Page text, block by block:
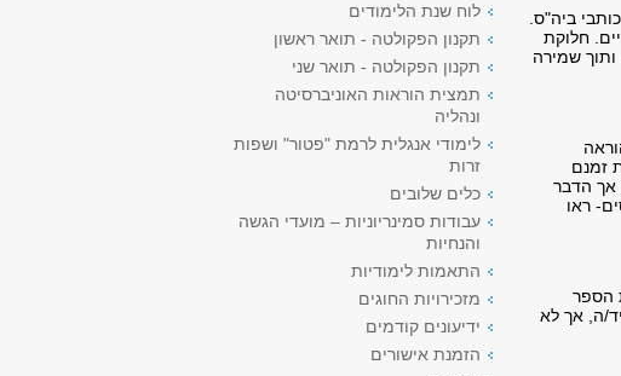
ביה"ס.
חלוקת
שמירה
זמנם
אך הדבר
ראו
הספר
ה, אך לא
לוח שנת הלימודים
תקנון הפקולטה - תואר ראשון
תקנון הפקולטה - תואר שני
תמצית הוראות האוניברסיטה
ונהליה
לימודי אנגלית לרמת "פטור" ושפות
זרות
כלים שלובים
עבודות סמינריוניות – מועדי הגשה
והנחיות
התאמות לימודיות
מזכירויות החוגים
ידיעונים קודמים
הזמנת אישורים